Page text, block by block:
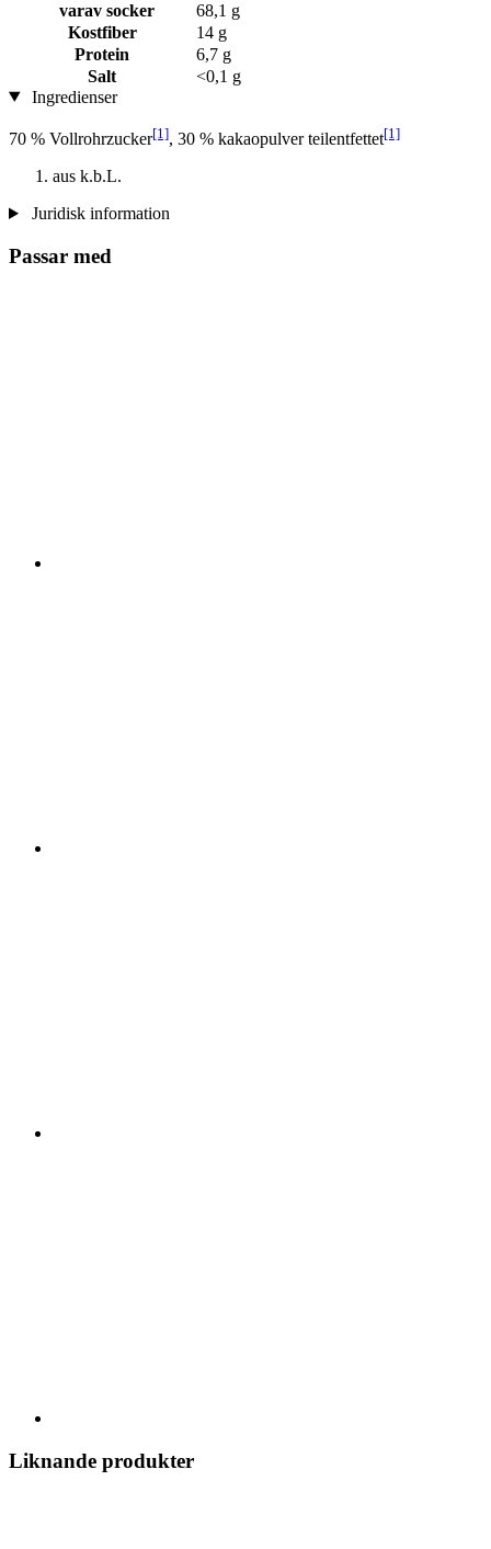
varav socker
68,1 g
Kostfiber
14 g
Protein
6,7 g
Salt
<0,1 g
Ingredienser
70 % Vollrohrzucker[1], 30 % kakaopulver teilentfettet[1]
aus k.b.L.
Juridisk information
Passar med
Liknande produkter